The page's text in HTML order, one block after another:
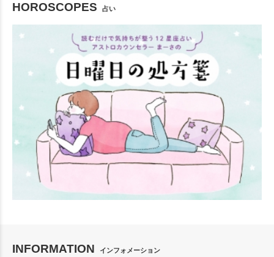
HOROSCOPES 占い
INFORMATION インフォメーション